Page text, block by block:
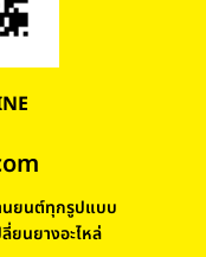
นยนต์ทุกรูปแบบ
ยนยางอะไหล่